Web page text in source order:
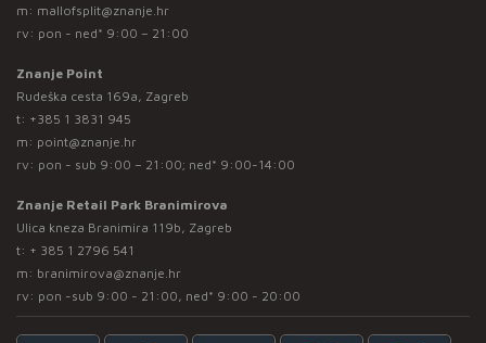
m: mallofsplit@znanje.hr
rv: pon - ned* 9:00 – 21:00
Znanje Point
Rudeška cesta 169a, Zagreb
t: +385 1 3831 945
m: point@znanje.hr
rv: pon - sub 9:00 – 21:00; ned* 9:00-14:00
Znanje Retail Park Branimirova
Ulica kneza Branimira 119b, Zagreb
t: + 385 1 2796 541
m: branimirova@znanje.hr
rv: pon -sub 9:00 - 21:00, ned* 9:00 - 20:00